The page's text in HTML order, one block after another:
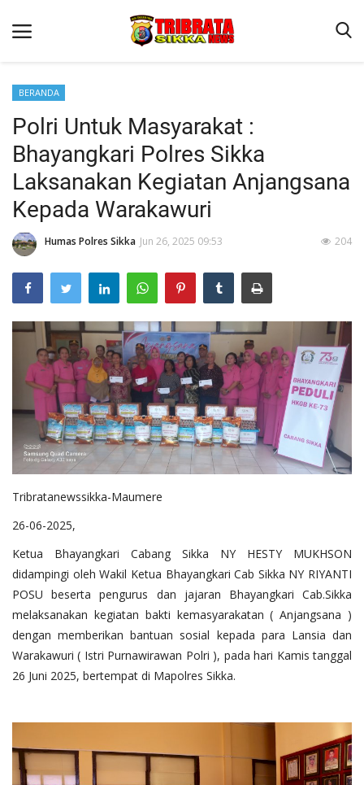
Beranda
Terms & Conditions
Reskrim
Binkam
Lantas
Polisi Kita
Giat Ops
BERANDA
Polri Untuk Masyarakat :
Bhayangkari Polres Sikka
Laksanakan Kegiatan Anjangsana
Kepada Warakawuri
Humas Polres Sikka Jun 26, 2025 09:53 204
Tribratanewssikka-Maumere
26-06-2025,
Ketua Bhayangkari Cabang Sikka NY HESTY MUKHSON
didampingi oleh Wakil Ketua Bhayangkari Cab Sikka NY RIYANTI
POSU beserta pengurus dan jajaran Bhayangkari Cab.Sikka
melaksanakan kegiatan bakti kemasyarakatan ( Anjangsana )
dengan memberikan bantuan sosial kepada para Lansia dan
Warakawuri ( Istri Purnawirawan Polri ), pada hari Kamis tanggal
26 Juni 2025, bertempat di Mapolres Sikka.